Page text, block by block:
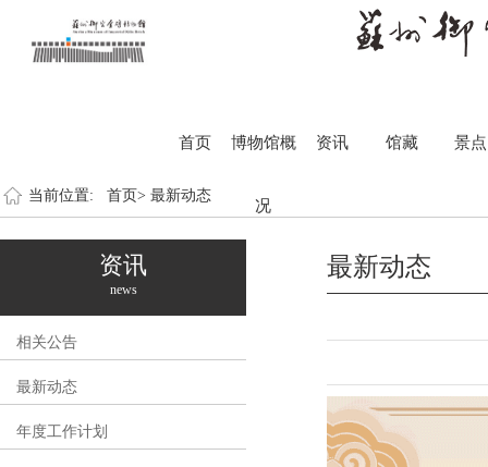
首页 博物馆概
况
资讯 馆藏 景点
当前位置: 首页> 最新动态
资讯
news
相关公告
最新动态
年度工作计划
最新动态